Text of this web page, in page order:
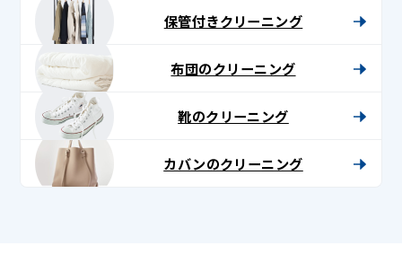
保管付きクリーニング
布団のクリーニング
靴のクリーニング
カバンのクリーニング